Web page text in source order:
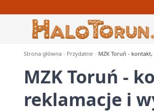
Strona główna Przydatne MZK Toruń -
MZK Toruń -
reklamacje i